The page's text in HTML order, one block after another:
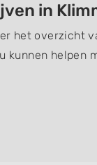
in
het overzicht
kunnen helpen